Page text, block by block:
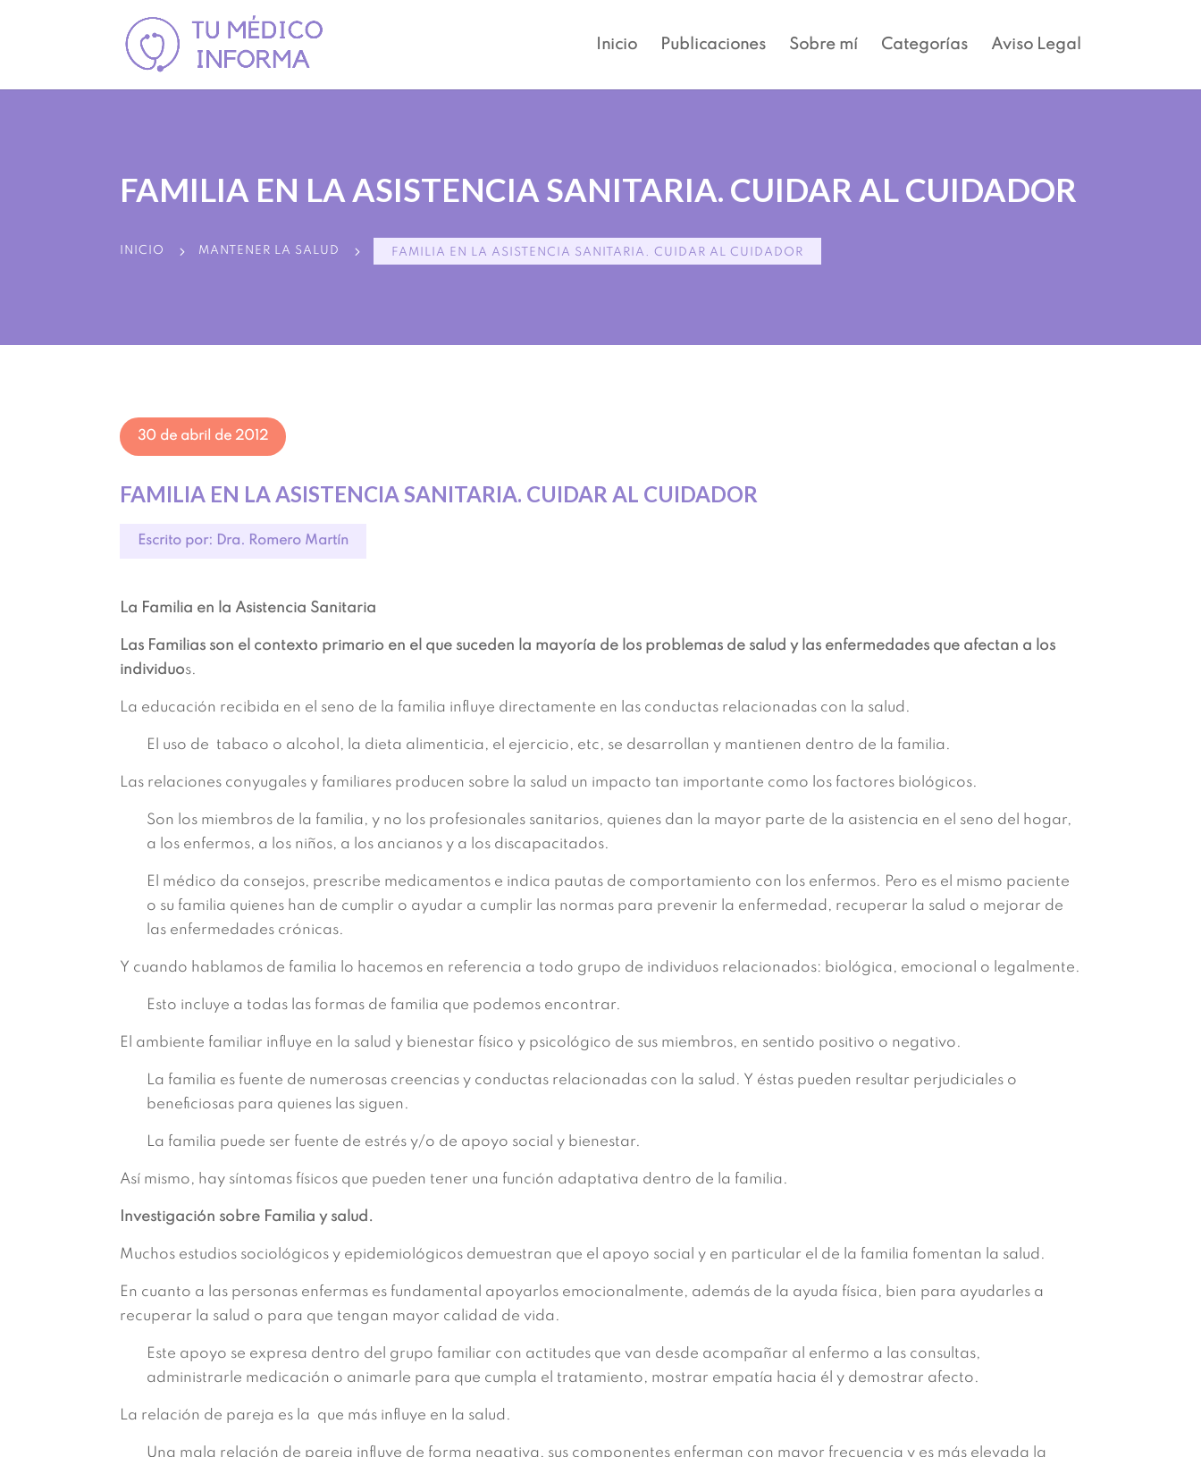
Inicio Publicaciones Sobre mí Categorías Aviso Legal
FAMILIA EN LA ASISTENCIA SANITARIA. CUIDAR AL CUIDADOR
INICIO 5 MANTENER LA SALUD 5 FAMILIA EN LA ASISTENCIA SANITARIA. CUIDAR AL CUIDADOR
30 de abril de 2012
FAMILIA EN LA ASISTENCIA SANITARIA. CUIDAR AL CUIDADOR
Escrito por: Dra. Romero Martín
La Familia en la Asistencia Sanitaria
Las Familias son el contexto primario en el que suceden la mayoría de los problemas de salud y las enfermedades que afectan a los
individuos.
La educación recibida en el seno de la familia influye directamente en las conductas relacionadas con la salud.
El uso de tabaco o alcohol, la dieta alimenticia, el ejercicio, etc, se desarrollan y mantienen dentro de la familia.
Las relaciones conyugales y familiares producen sobre la salud un impacto tan importante como los factores biológicos.
Son los miembros de la familia, y no los profesionales sanitarios, quienes dan la mayor parte de la asistencia en el seno del hogar,
a los enfermos, a los niños, a los ancianos y a los discapacitados.
El médico da consejos, prescribe medicamentos e indica pautas de comportamiento con los enfermos. Pero es el mismo paciente
o su familia quienes han de cumplir o ayudar a cumplir las normas para prevenir la enfermedad, recuperar la salud o mejorar de
las enfermedades crónicas.
Y cuando hablamos de familia lo hacemos en referencia a todo grupo de individuos relacionados: biológica, emocional o legalmente.
Esto incluye a todas las formas de familia que podemos encontrar.
El ambiente familiar influye en la salud y bienestar físico y psicológico de sus miembros, en sentido positivo o negativo.
La familia es fuente de numerosas creencias y conductas relacionadas con la salud. Y éstas pueden resultar perjudiciales o
beneficiosas para quienes las siguen.
La familia puede ser fuente de estrés y/o de apoyo social y bienestar.
Así mismo, hay síntomas físicos que pueden tener una función adaptativa dentro de la familia.
Investigación sobre Familia y salud.
Muchos estudios sociológicos y epidemiológicos demuestran que el apoyo social y en particular el de la familia fomentan la salud.
En cuanto a las personas enfermas es fundamental apoyarlos emocionalmente, además de la ayuda física, bien para ayudarles a
recuperar la salud o para que tengan mayor calidad de vida.
Este apoyo se expresa dentro del grupo familiar con actitudes que van desde acompañar al enfermo a las consultas,
administrarle medicación o animarle para que cumpla el tratamiento, mostrar empatía hacia él y demostrar afecto.
La relación de pareja es la que más influye en la salud.
Una mala relación de pareja influye de forma negativa, sus componentes enferman con mayor frecuencia y es más elevada la